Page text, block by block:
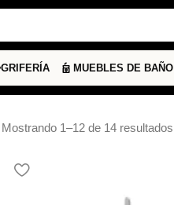
GRIFERÍA MUEBLES DE BAÑO
Mostrando 1–12 de 14 resultados